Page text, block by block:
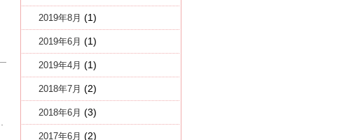
2019年8月 (1)
2019年6月 (1)
2019年4月 (1)
2018年7月 (2)
2018年6月 (3)
2017年6月 (2)